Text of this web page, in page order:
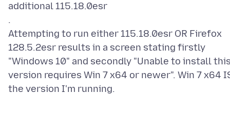
additional 115.18.0esr
.
Attempting to run either 115.18.0esr OR Firefox
128.5.2esr results in a screen stating firstly
"Windows 10" and secondly "Unable to install
version requires Win 7 x64 or newer". Win 7 x64